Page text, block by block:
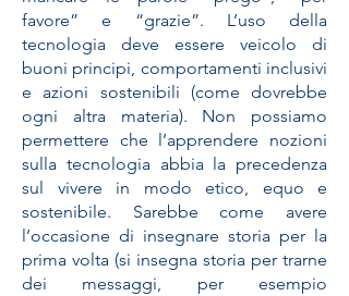
favore” e “grazie”. L’uso della
tecnologia deve essere veicolo di
buoni principi, comportamenti inclusivi
e azioni sostenibili (come dovrebbe
ogni altra materia). Non possiamo
permettere che l’apprendere nozioni
sulla tecnologia abbia la precedenza
sul vivere in modo etico, equo e
sostenibile. Sarebbe come avere
l’occasione di insegnare storia per la
prima volta (si insegna storia per trarne
dei messaggi, per esempio